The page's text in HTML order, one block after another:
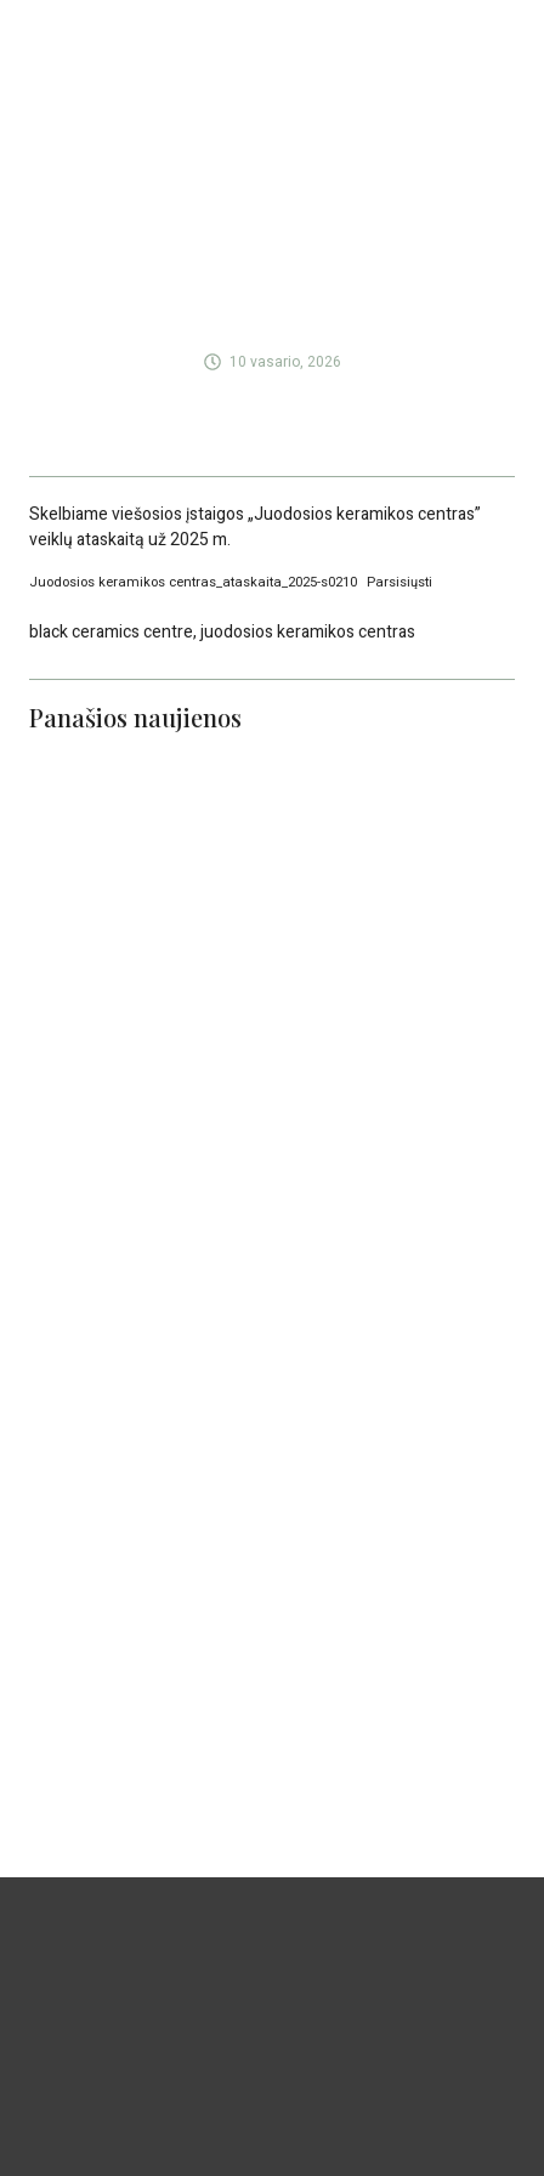
10 vasario, 2026
Skelbiame viešosios įstaigos „Juodosios keramikos centras”
veiklų ataskaitą už 2025 m.
Juodosios keramikos centras_ataskaita_2025-s0210 Parsisiųsti
black ceramics centre,juodosios keramikos centras
Panašios naujienos